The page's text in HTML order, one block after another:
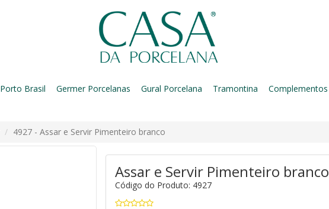
Porto Brasil Germer Porcelanas Gural Porcelana Tramontina Complementos
4927 - Assar e Servir Pimenteiro branco
Assar e Servir Pimenteiro branco
Código do Produto: 4927